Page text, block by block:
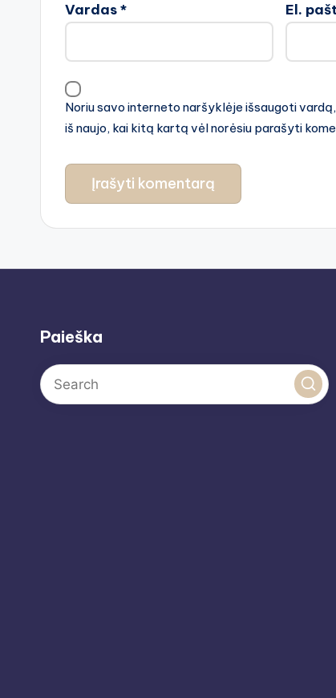
Vardas* El.
Noriu savo interneto naršyklėje išsaugoti
iš naujo, kai kitą kartą vėl norėsiu parašyti
Paieška